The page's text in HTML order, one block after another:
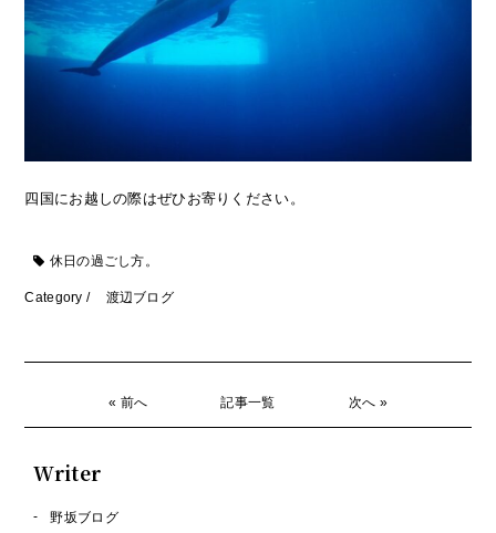
四国にお越しの際はぜひお寄りください。
休日の過ごし方。
Category / 渡辺ブログ
« 前へ 記事一覧 次へ »
Writer
野坂ブログ